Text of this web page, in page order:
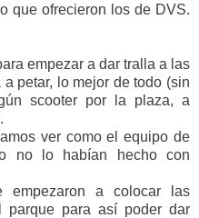
que ofrecieron los de DVS.
empezar a dar tralla a las
petar, lo mejor de todo (sin
scooter por la plaza, a
ver como el equipo de
no lo habían hecho con
a colocar las
para así poder dar